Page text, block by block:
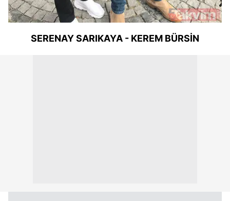
SERENAYSARIKAYA - KEREM BÜRSİN